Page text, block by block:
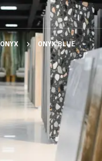
ONYX ONYX BLUE